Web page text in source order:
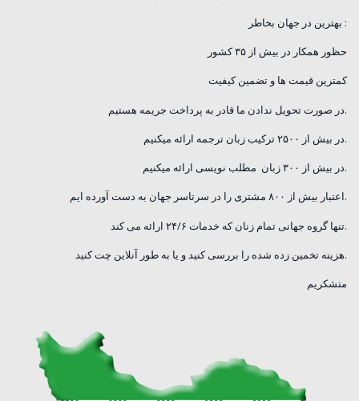
بهترین در جهان بخاطر :
حظور همکار در بیش از ۳۵ کشور
کمترین قیمت ها و تضمین کیفیت
در صورت تحویل ندادن ما قادر به پرداخت جریمه هستیم.
در بیش از ۲۵۰۰ ترکیب زبان ترجمه ارائه میکنیم.
در بیش از ۳۰۰ زبان مطلب نویسی ارائه میکنیم.
اعتبار بیش از ۸۰۰ مشتری را در سرتاسر جهان به دست آورده ایم.
تنها گروه جهانی تمام زنان که خدمات ۲۴/۶ ارائه می کند.
هزینه تخمین زده شده را بررسی کنید و یا به طور آنلاین چت کنید.
متشکریم